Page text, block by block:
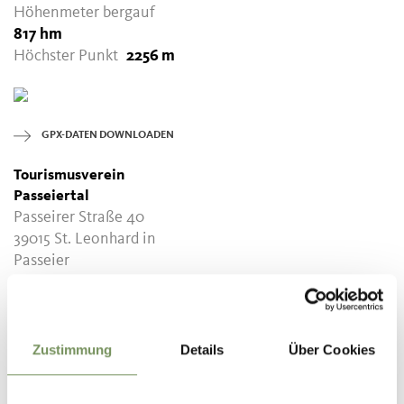
Zustimmung Details Über Cookies
Höhenmeter bergauf
817 hm
Höchster Punkt 2256 m
GPX-DATEN DOWNLOADEN
Tourismusverein
Passeiertal
Passeirer Straße 40
39015 St. Leonhard in
Passeier